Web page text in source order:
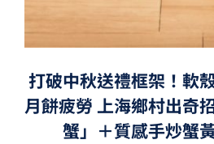
打破中秋送禮框架！軟
月餅疲勞 上海鄉村出奇
蟹」＋質感手炒蟹